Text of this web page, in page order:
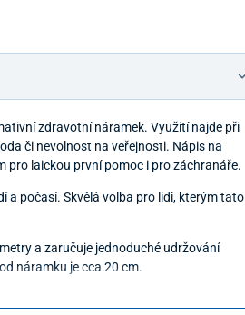
zdravotní náramek. Využití najde při
či nevolnost na veřejnosti. Nápis na
pro laickou první pomoc i pro záchranáře.
a počasí. Skvělá volba pro lidi, kterým tato
a zaručuje jednoduché udržování
náramku je cca 20 cm.